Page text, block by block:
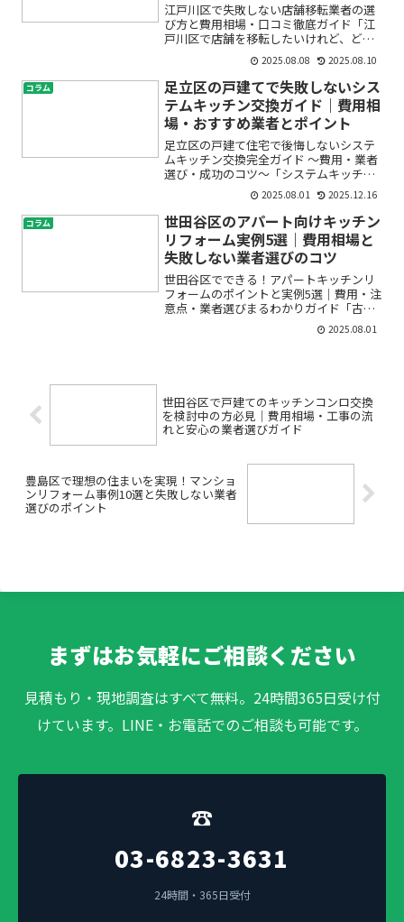
江戸川区で失敗しない店舗移転業者の選
び方と費用相場・口コミ徹底ガイド「江
戸川区で店舗を移転したいけれど、どの
業者に頼めばいいかわからない」「費用
はどれくらいかかるの？」「本当に信頼
できる移転業者はどこ？」——そんな疑
問や不安を抱えていません...
2025.08.08 2025.08.10
コラム
足立区の戸建てで失敗しないシス
テムキッチン交換ガイド｜費用相
場・おすすめ業者とポイント
足立区の戸建て住宅で後悔しないシステ
ムキッチン交換完全ガイド ～費用・業者
選び・成功のコツ～「システムキッチン
を交換したいけれど、費用はどれくらい
かかるの？」「足立区で信頼できるリフ
ォーム会社をどう選べばいいの？」「戸
建てのキッチンリフォー...
2025.08.01 2025.12.16
コラム
世田谷区のアパート向けキッチン
リフォーム実例5選｜費用相場と
失敗しない業者選びのコツ
世田谷区でできる！アパートキッチンリ
フォームのポイントと実例5選｜費用・注
意点・業者選びまるわかりガイド「古く
なったアパートのキッチンを使いやすく
したい」「賃貸住宅でもおしゃれな台所
2025.08.01
世田谷区で戸建てのキッチンコンロ交換
を検討中の方必見｜費用相場・工事の流
れと安心の業者選びガイド
豊島区で理想の住まいを実現！マンショ
ンリフォーム事例10選と失敗しない業者
選びのポイント
まずはお気軽にご相談ください
見積もり・現地調査はすべて無料。24時間365日受け付
けています。LINE・お電話でのご相談も可能です。
☎
03-6823-3631
24時間・365日受付